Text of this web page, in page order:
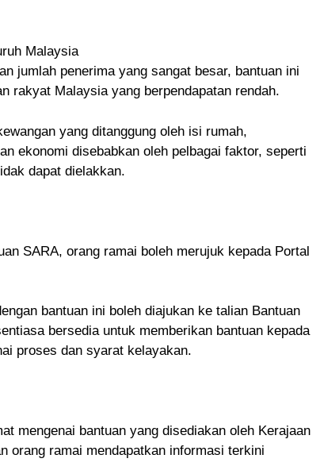
Malaysia
jumlah penerima yang sangat besar, bantuan ini
rakyat Malaysia yang berpendapatan rendah.
yang ditanggung oleh isi rumah,
ekonomi disebabkan oleh pelbagai faktor, seperti
dapat dielakkan.
SARA, orang ramai boleh merujuk kepada Portal
bantuan ini boleh diajukan ke talian Bantuan
bersedia untuk memberikan bantuan kepada
proses dan syarat kelayakan.
mengenai bantuan yang disediakan oleh Kerajaan
orang ramai mendapatkan informasi terkini